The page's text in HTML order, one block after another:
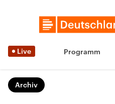
Live Programm
Archiv